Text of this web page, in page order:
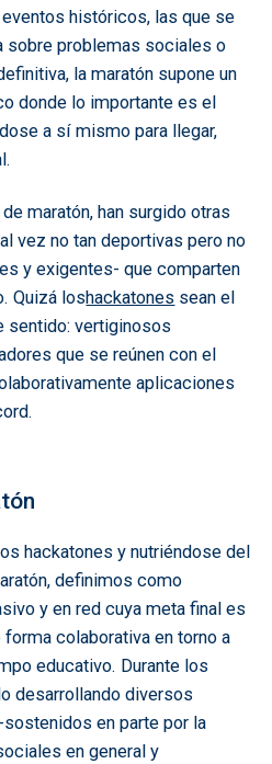
históricos, las que se
sobre problemas sociales o
la maratón supone un
donde lo importante es el
a sí mismo para llegar,
maratón, han surgido otras
vez no tan deportivas pero no
y exigentes- que comparten
Quizá loshackatones sean el
sentido: vertiginosos
que se reúnen con el
aplicaciones
hackatones y nutriéndose del
definimos como
y en red cuya meta final es
colaborativa en torno a
educativo. Durante los
desarrollando diversos
en parte por la
en general y